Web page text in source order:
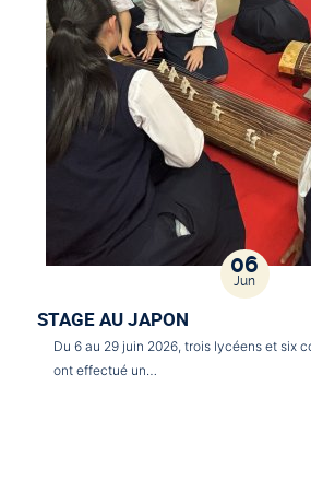
06
Jun
STAGE AU JAPON
Du 6 au 29 juin 2026, trois lycéens et six
ont effectué un…